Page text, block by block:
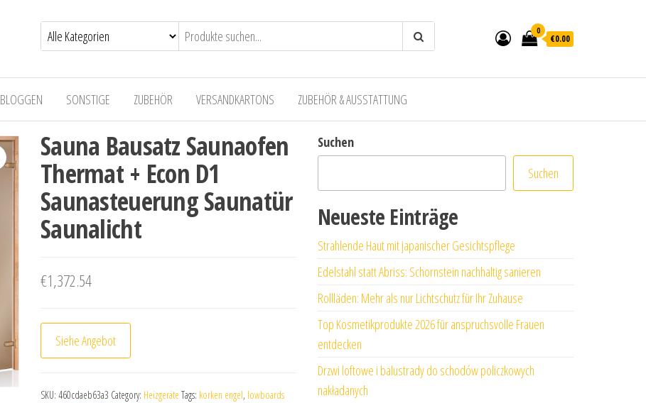
0
€0.00
BLOGGEN SONSTIGE ZUBEHÖR VERSANDKARTONS ZUBEHÖR & AUSSTATTUNG
Sauna Bausatz Saunaofen
Thermat + Econ D1
Saunasteuerung Saunatür
Saunalicht
€1,372.54
Siehe Angebot
SKU: 460cdaeb63a3 Category: Heizgeräte Tags: korken engel, lowboards
Suchen
Suchen
Neueste Einträge
Strahlende Haut mit japanischer Gesichtspflege
Edelstahl statt Abriss: Schornstein nachhaltig sanieren
Rollläden: Mehr als nur Lichtschutz für Ihr Zuhause
Top Kosmetikprodukte 2026 für anspruchsvolle Frauen
entdecken
Drzwi loftowe i balustrady do schodów policzkowych
nakładanych